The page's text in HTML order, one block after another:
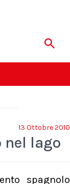
13 Ottobre 2010
nel lago
spagnolo